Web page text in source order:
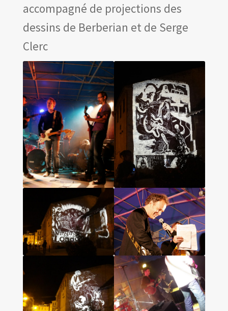
accompagné de projections des
dessins de Berberian et de Serge
Clerc